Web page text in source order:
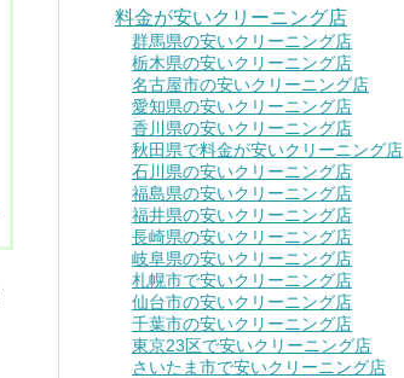
料金が安いクリーニング店
群馬県の安いクリーニング店
栃木県の安いクリーニング店
名古屋市の安いクリーニング店
愛知県の安いクリーニング店
香川県の安いクリーニング店
秋田県で料金が安いクリーニング店
石川県の安いクリーニング店
福島県の安いクリーニング店
福井県の安いクリーニング店
長崎県の安いクリーニング店
岐阜県の安いクリーニング店
札幌市で安いクリーニング店
仙台市の安いクリーニング店
千葉市の安いクリーニング店
東京23区で安いクリーニング店
さいたま市で安いクリーニング店